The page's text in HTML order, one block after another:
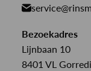
Butcher of Blue
Bekijk alle
Jumpsuits
Jurken
Rokken
Truien
T-shirts
Bezoekadres
Lijnbaan 10
8401 VL